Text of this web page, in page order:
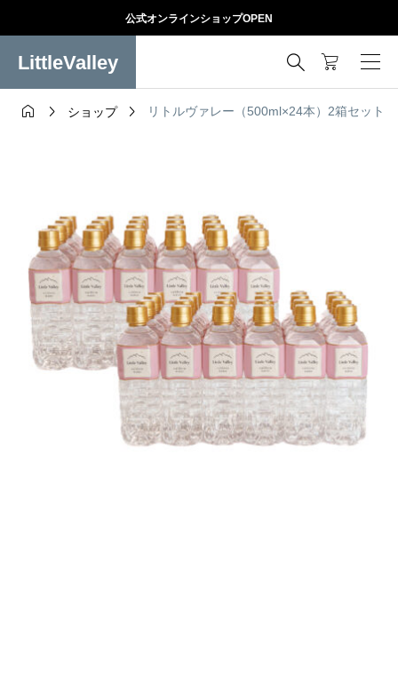
公式オンラインショップOPEN
LittleValley 
  ショップ  リトルヴァレー（500ml×24本）2箱セット